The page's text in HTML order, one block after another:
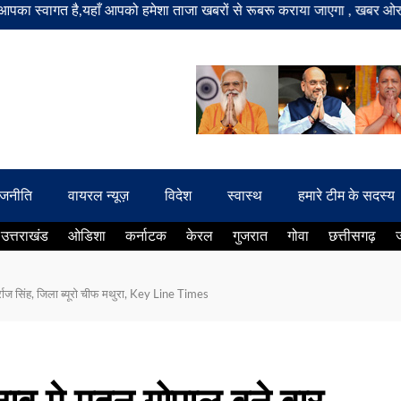
है,यहाँ आपको हमेशा ताजा खबरों से रूबरू कराया जाएगा , खबर ओर
वायरल न्यूज़ विदेश स्वास्थ हमारे टीम के सदस्य
उत्तराखंड ओडिशा कर्नाटक केरल गुजरात गोवा छत्तीसगढ़
सिंह, जिला ब्यूरो चीफ मथुरा, Key Line Times